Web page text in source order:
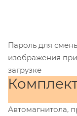
Пароль для
изображения при
загрузке
Автомагнитола,